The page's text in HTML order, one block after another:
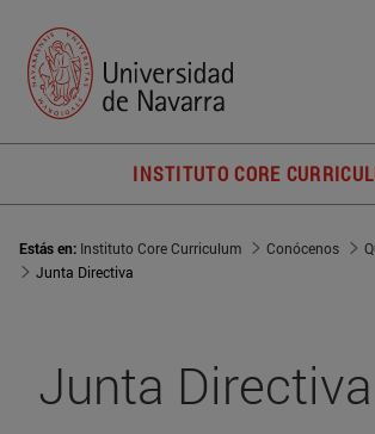
INSTITUTO CORE
Estás en: Instituto Core Curriculum Conócenos
Junta Directiva
Junta Directiva